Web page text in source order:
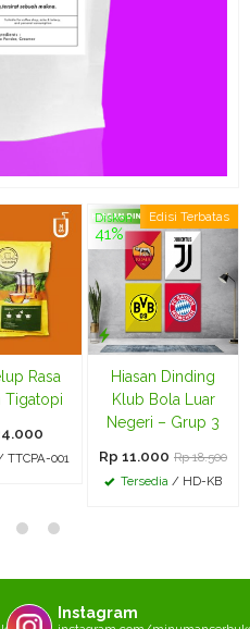
Rasa
Tigatopi
TTCPA-001
Edisi Terbatas
Diskon
41%
Hiasan Dinding
Klub Bola Luar
Negeri – Grup 3
Rp 11.000 Rp 18.500
Tersedia / HD-KB
Instagram